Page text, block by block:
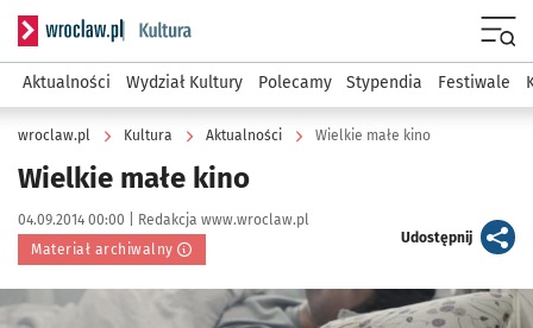
Serwis informacyjny wroclaw.pl podserwis: Kultura
Aktualności Wydział Kultury Polecamy Stypendia Festiwale
wroclaw.pl Kultura Aktualności Wielkie małe kino
Wielkie małe kino
Data publikacji:
04.09.2014 00:00 | Autor:
Redakcja www.wroclaw.pl
Materiał archiwalny
Udostępnijartykuł
Kliknij, aby powiększyć